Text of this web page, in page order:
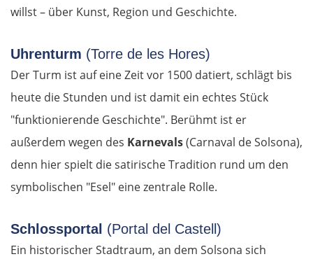
willst – über Kunst, Region und Geschichte.
Uhrenturm (Torre de les Hores)
Der Turm ist auf eine Zeit vor 1500 datiert, schlägt bis
heute die Stunden und ist damit ein echtes Stück
"funktionierende Geschichte". Berühmt ist er
außerdem wegen des Karnevals(Carnaval de Solsona),
denn hier spielt die satirische Tradition rund um den
symbolischen "Esel" eine zentrale Rolle.
Schlossportal (Portal del Castell)
Ein historischer Stadtraum, an dem Solsona sich